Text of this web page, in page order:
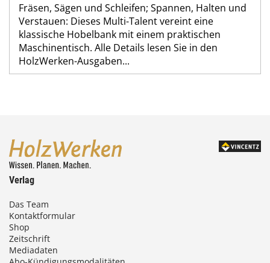
Fräsen, Sägen und Schleifen; Spannen, Halten und
Verstauen: Dieses Multi-Talent vereint eine
klassische Hobelbank mit einem praktischen
Maschinentisch. Alle Details lesen Sie in den
HolzWerken-Ausgaben...
Verlag
Das Team
Kontaktformular
Shop
Zeitschrift
Mediadaten